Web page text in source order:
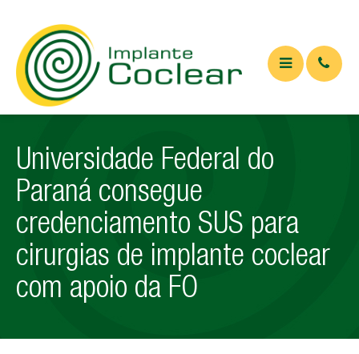
O QUE É
Implante coclear
Implante de tronco cerebral
APARELHOS
ARTIGOS
Universidade Federal do
Paraná consegue
credenciamento SUS para
cirurgias de implante coclear
com apoio da FO